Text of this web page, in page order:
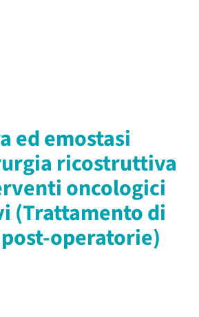
ed emostasi
ricostruttiva
oncologici
(Trattamento di
operatorie)